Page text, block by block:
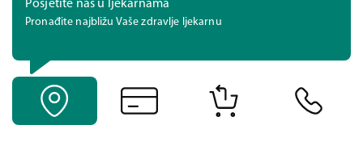
Posjetite nas u ljekarnama
Pronađite najbližu Vaše zdravlje ljekarnu